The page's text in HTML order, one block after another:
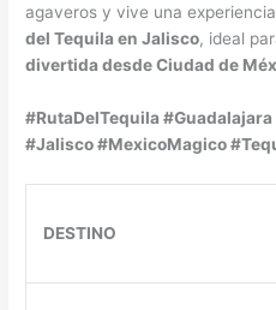
agaveros y vive una
del Tequila en Jalisco, ideal
divertida desde Ciudad de
#RutaDelTequila
#Jalisco #MexicoMagico
DESTINO